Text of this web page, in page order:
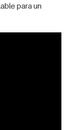
para un